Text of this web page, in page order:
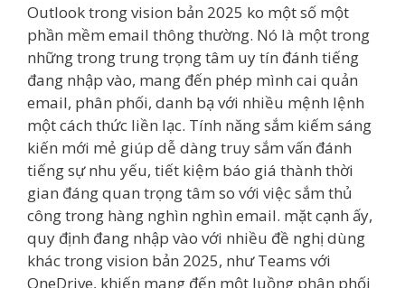
Outlook trong vision bản 2025 ko một số một
phần mềm email thông thường. Nó là một trong
những trong trung trọng tâm uy tín đánh tiếng
đang nhập vào, mang đến phép mình cai quản
email, phân phối, danh bạ với nhiều mệnh lệnh
một cách thức liền lạc. Tính năng sắm kiếm sáng
kiến mới mẻ giúp dễ dàng truy sắm vấn đánh
tiếng sự nhu yếu, tiết kiệm báo giá thành thời
gian đáng quan trọng tâm so với việc sắm thủ
công trong hàng nghìn nghìn email. mặt cạnh ấy,
quy định đang nhập vào với nhiều đề nghị dùng
khác trong vision bản 2025, như Teams với
OneDrive, khiến mang đến một luồng phân phối